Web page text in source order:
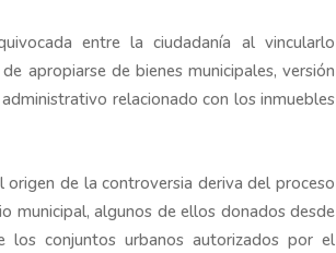
entre la ciudadanía al vincularlo
apropiarse de bienes municipales, versión
relacionado con los inmuebles
de la controversia deriva del proceso
municipal, algunos de ellos donados desde
los conjuntos urbanos autorizados por el